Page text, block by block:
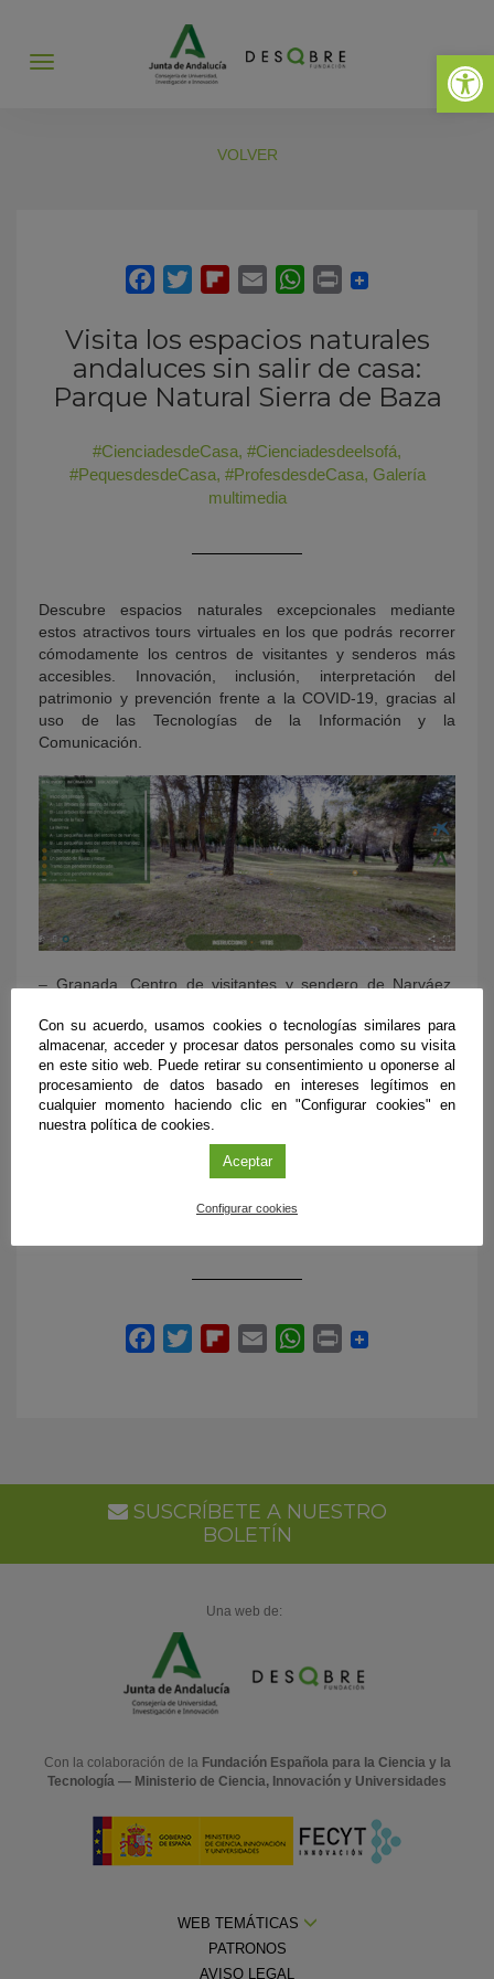
Abrir
Abrir
VOLVER
Visita los espacios naturales
andaluces sin salir de casa:
Parque Natural Sierra de Baza
#CienciadesdeCasa, #Cienciadesdeelsofá,
#PequesdesdeCasa, #ProfesdesdeCasa, Galería
multimedia
Descubre espacios naturales excepcionales mediante
estos atractivos tours virtuales en los que podrás recorrer
cómodamente los centros de visitantes y senderos más
accesibles. Innovación, inclusión, interpretación del
patrimonio y prevención frente a la COVID-19, gracias al
uso de las Tecnologías de la Información y la
Comunicación.
– Granada. Centro de visitantes y sendero de Narváez.
Tour virtual en castellano
Tour virtual en inglés o francés
ENLACES
SUSCRÍBETE A NUESTRO
BOLETÍN
Una web de:
Con la colaboración de la Fundación Española para la Ciencia y la
Tecnología — Ministerio de Ciencia, Innovación y Universidades
WEB TEMÁTICAS
PATRONOS
AVISO LEGAL
Con su acuerdo, usamos cookies o tecnologías similares para
almacenar, acceder y procesar datos personales como su visita
en este sitio web. Puede retirar su consentimiento u oponerse al
procesamiento de datos basado en intereses legítimos en
cualquier momento haciendo clic en "Configurar cookies" en
nuestra política de cookies.
Aceptar
Configurar cookies